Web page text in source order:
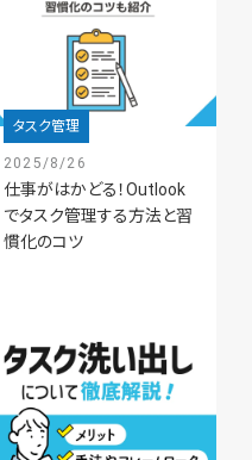
タスク管理
2025/8/26
仕事がはかどる！Outlook
でタスク管理する方法と習
慣化のコツ